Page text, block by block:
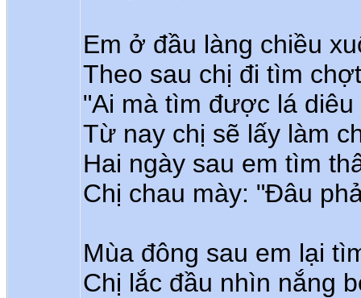
Em ở đầu làng chiều
Theo sau chị đi tìm
"Ai mà tìm được lá diêu
Từ nay chị sẽ lấy làm
Hai ngày sau em tìm
Chị chau mày: "Đâu
Mùa đông sau em lại
Chị lắc đầu nhìn nắng